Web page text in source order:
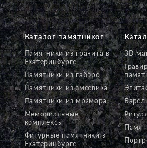
Каталог памятников
Памятники из гранита в
Екатеринбурге
Памятники из габбро
Памятники из змеевика
Памятники из мрамора
Мемориальные
комплексы
Фигурные памятники в
Екатеринбурге
3D